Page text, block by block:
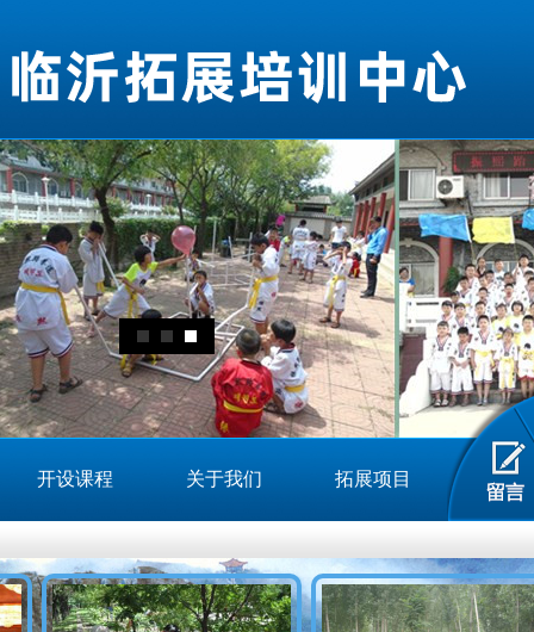
开设课程 关于我们 拓展项目